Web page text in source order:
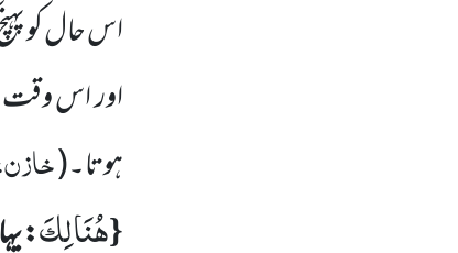
اس حال کو
اور اس وقت
ہوتا۔(
{هُنَالِكَ: